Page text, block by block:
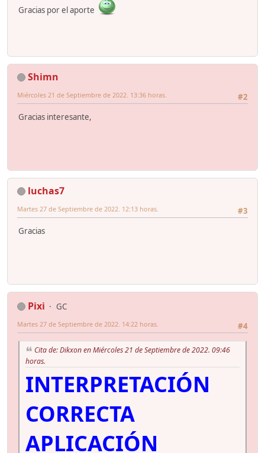
Gracias por el aporte
Shimn
#2
Miércoles 21 de Septiembre de 2022. 13:36 horas.
Gracias interesante,
luchas7
#3
Martes 27 de Septiembre de 2022. 12:13 horas.
Gracias
Pixi
GC
#4
Martes 27 de Septiembre de 2022. 14:22 horas.
Cita de: Dikxon en Miércoles 21 de Septiembre de 2022. 09:46
horas.
INTERPRETACIÓN
CORRECTA
APLICACIÓN